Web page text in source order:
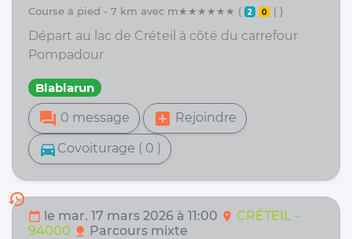
course à pied - 7 km avec m★★★★★★ ( 2 0 | )
Départ au lac de Créteil à côté du carrefour
Pompadour
Blablarun
forum 0 message add_box Rejoindre
directions_car Covoiturage ( 0 )
history
calendar_today le mar. 17 mars 2026 à 11:00 location_on CRÉTEIL -
94000 nature Parcours mixte